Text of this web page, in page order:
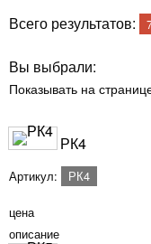
Всего результатов:
Вы выбрали:
Показывать на
РК4
Артикул: РК4
цена
описание